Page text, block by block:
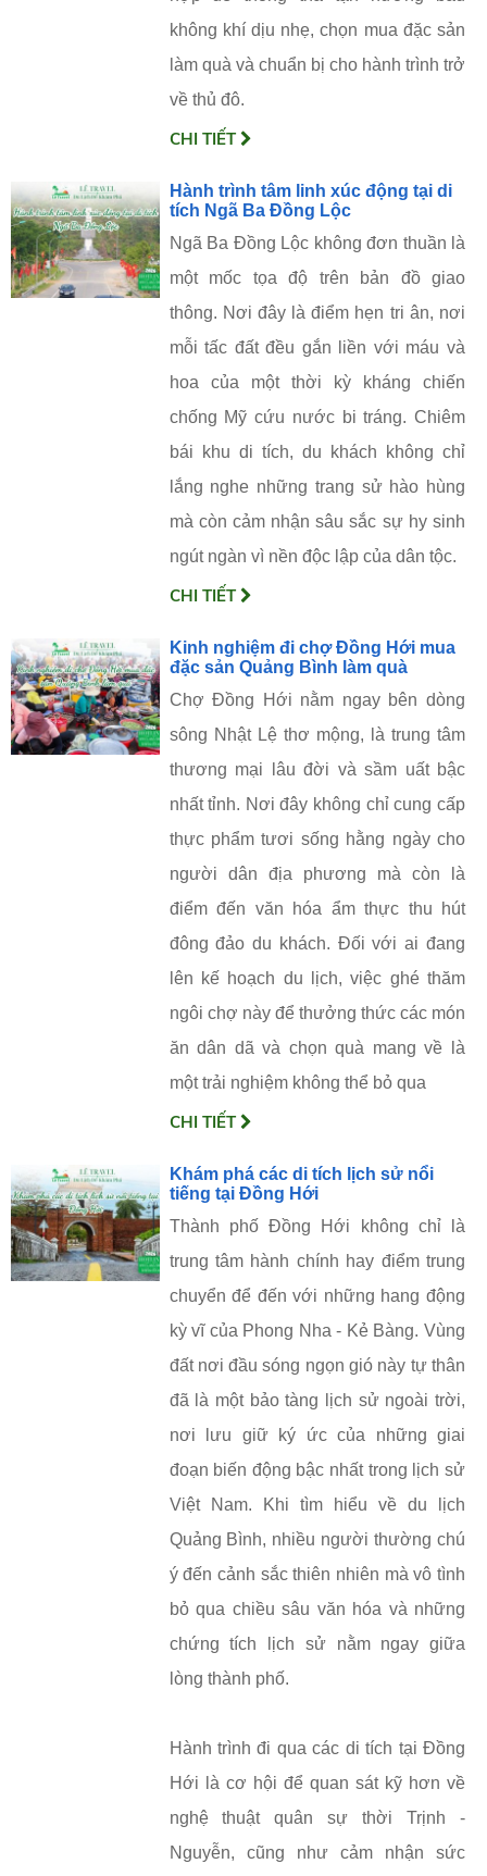
không khí dịu nhẹ, chọn mua đặc sản
làm quà và chuẩn bị cho hành trình trở
về thủ đô.
CHI TIẾT
Hành trình tâm linh xúc động tại di
tích Ngã Ba Đồng Lộc
Ngã Ba Đồng Lộc không đơn thuần là
một mốc tọa độ trên bản đồ giao
thông. Nơi đây là điểm hẹn tri ân, nơi
mỗi tấc đất đều gắn liền với máu và
hoa của một thời kỳ kháng chiến
chống Mỹ cứu nước bi tráng. Chiêm
bái khu di tích, du khách không chỉ
lắng nghe những trang sử hào hùng
mà còn cảm nhận sâu sắc sự hy sinh
ngút ngàn vì nền độc lập của dân tộc.
CHI TIẾT
Kinh nghiệm đi chợ Đồng Hới mua
đặc sản Quảng Bình làm quà
Chợ Đồng Hới nằm ngay bên dòng
sông Nhật Lệ thơ mộng, là trung tâm
thương mại lâu đời và sầm uất bậc
nhất tỉnh. Nơi đây không chỉ cung cấp
thực phẩm tươi sống hằng ngày cho
người dân địa phương mà còn là
điểm đến văn hóa ẩm thực thu hút
đông đảo du khách. Đối với ai đang
lên kế hoạch du lịch, việc ghé thăm
ngôi chợ này để thưởng thức các món
ăn dân dã và chọn quà mang về là
một trải nghiệm không thể bỏ qua
CHI TIẾT
Khám phá các di tích lịch sử nổi
tiếng tại Đồng Hới
Thành phố Đồng Hới không chỉ là
trung tâm hành chính hay điểm trung
chuyển để đến với những hang động
kỳ vĩ của Phong Nha - Kẻ Bàng. Vùng
đất nơi đầu sóng ngọn gió này tự thân
đã là một bảo tàng lịch sử ngoài trời,
nơi lưu giữ ký ức của những giai
đoạn biến động bậc nhất trong lịch sử
Việt Nam. Khi tìm hiểu về du lịch
Quảng Bình, nhiều người thường chú
ý đến cảnh sắc thiên nhiên mà vô tình
bỏ qua chiều sâu văn hóa và những
chứng tích lịch sử nằm ngay giữa
lòng thành phố.
Hành trình đi qua các di tích tại Đồng
Hới là cơ hội để quan sát kỹ hơn về
nghệ thuật quân sự thời Trịnh -
Nguyễn, cũng như cảm nhận sức